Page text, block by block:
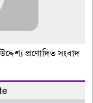
প্রণোদিত সংবাদ